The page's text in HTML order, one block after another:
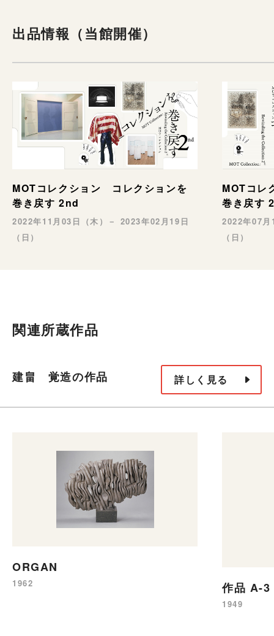
出品情報（当館開催）
MOTコレクション コレクションを
巻き戻す 2nd
2022年11月03日（木）－ 2023年02月19日
（日）
MOTコレ
巻き戻す
2022年07
（日）
関連所蔵作品
建畠 覚造の作品 詳しく見る
ORGAN
1962 作品 A-3
1949